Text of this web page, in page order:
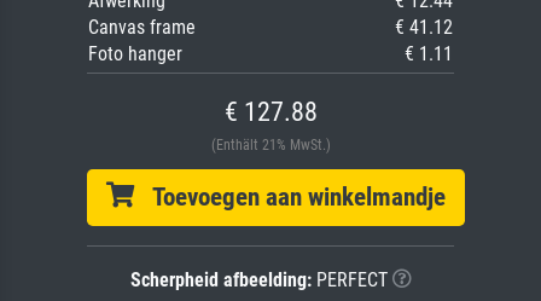
Canvas frame
€ 41.12
Foto hanger
€ 1.11
€ 127.88
(Enthält 21% MwSt.)
Toevoegen aan winkelmandje
Scherpheid afbeelding:PERFECT